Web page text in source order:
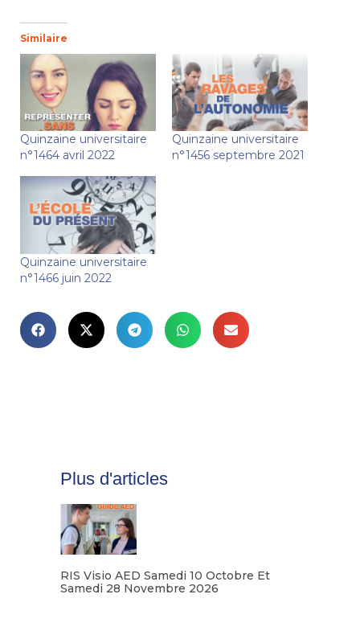
Similaire
Quinzaine universitaire
n°1464 avril 2022
Quinzaine universitaire
n°1456 septembre 2021
Quinzaine universitaire
n°1466 juin 2022
Plus d'articles
RIS Visio AED Samedi 10 Octobre Et
Samedi 28 Novembre 2026